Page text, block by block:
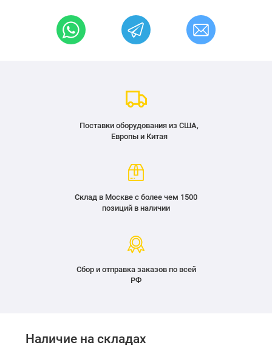
Поставки оборудования из США,
Европы и Китая
Склад в Москве с более чем 1500
позиций в наличии
Сбор и отправка заказов по всей
РФ
Наличие на складах